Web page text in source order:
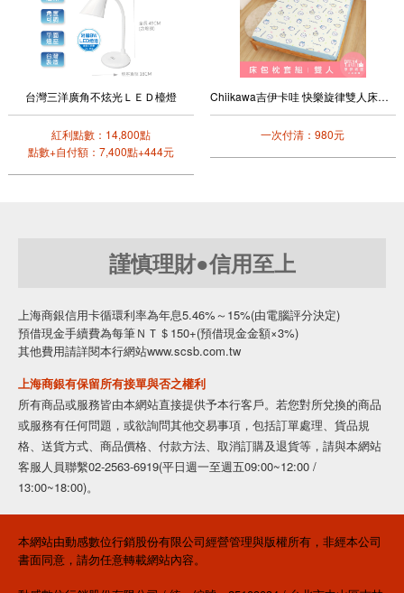
台灣三洋廣角不炫光ＬＥＤ檯燈
紅利點數：14,800點
點數+自付額：7,400點+444元
Chiikawa吉伊卡哇 快樂旋律雙人床包枕套三件組
一次付清：980元
謹慎理財●信用至上
上海商銀信用卡循環利率為年息5.46%～15%(由電腦評分決定)
預借現金手續費為每筆ＮＴ＄150+(預借現金金額×3%)
其他費用請詳閱本行網站www.scsb.com.tw
上海商銀有保留所有接單與否之權利
所有商品或服務皆由本網站直接提供予本行客戶。若您對所兌換的商品
或服務有任何問題，或欲詢問其他交易事項，包括訂單處理、貨品規
格、送貨方式、商品價格、付款方法、取消訂購及退貨等，請與本網站
客服人員聯繫02-2563-6919(平日週一至週五09:00~12:00 /
13:00~18:00)。
本網站由動感數位行銷股份有限公司經營管理與版權所有，非經本公司
書面同意，請勿任意轉載網站內容。